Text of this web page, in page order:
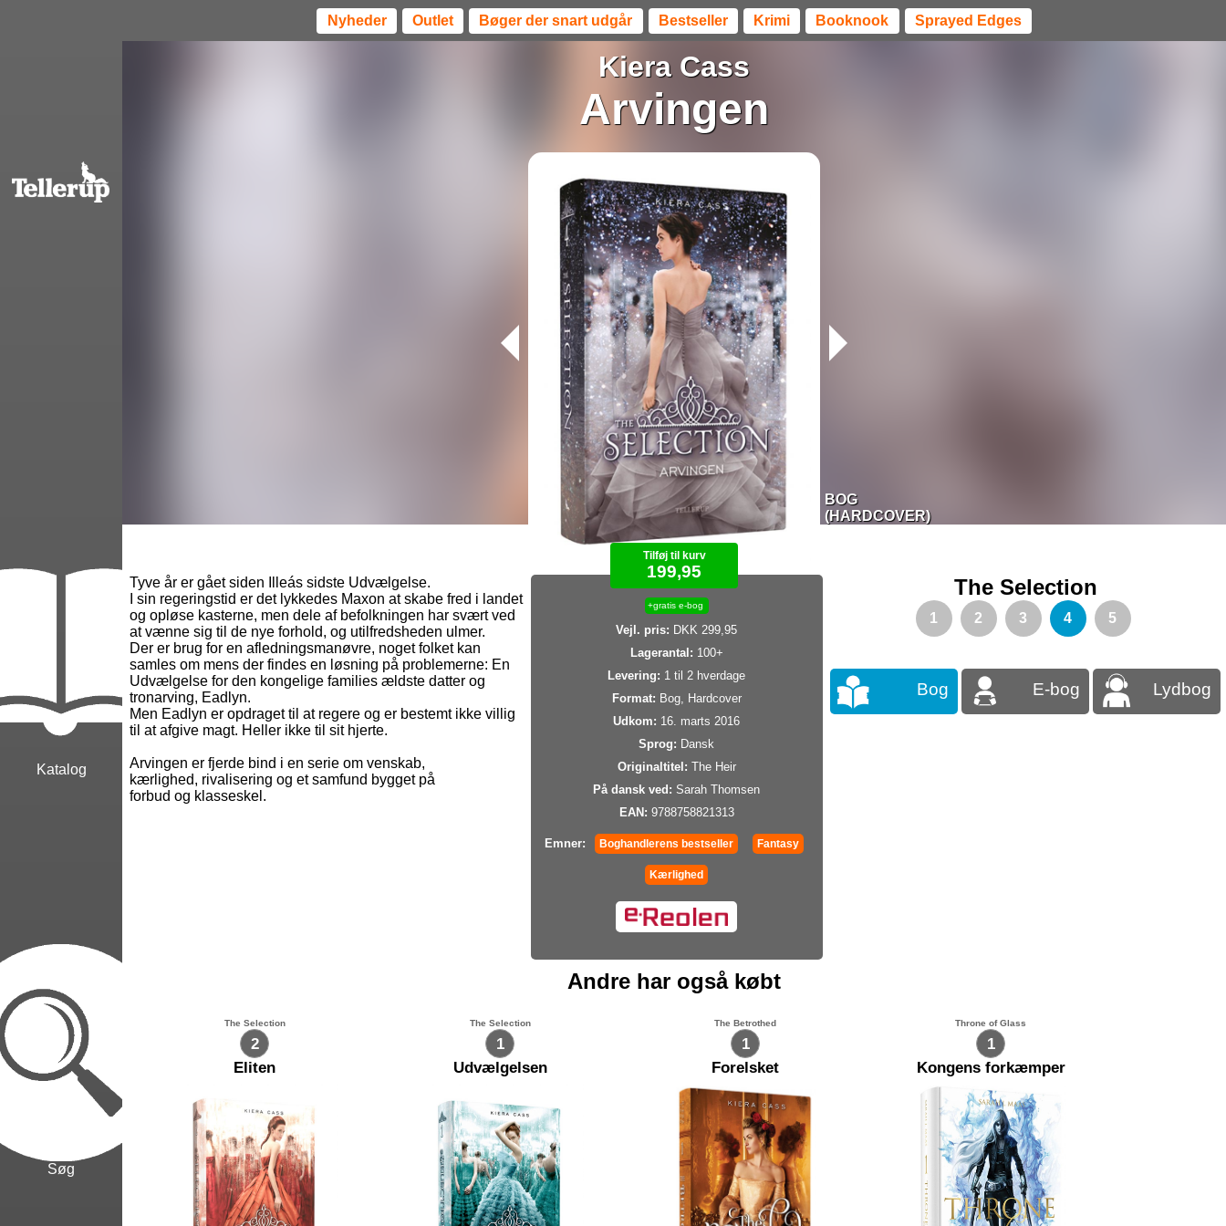
Nyheder Outlet Bøger der snart udgår Bestseller Krimi Booknook Sprayed Edges
Katalog
Søg
Kiera Cass
Arvingen
BOG
(HARDCOVER)
Tilføj til kurv
199,95
+gratis e-bog
Vejl. pris: DKK 299,95
Lagerantal: 100+
Levering: 1 til 2 hverdage
Format: Bog, Hardcover
Udkom: 16. marts 2016
Sprog: Dansk
Originaltitel: The Heir
På dansk ved: Sarah Thomsen
EAN: 9788758821313
Emner: Boghandlerens bestseller Fantasy
Kærlighed
Tyve år er gået siden Illeás sidste Udvælgelse.
I sin regeringstid er det lykkedes Maxon at skabe fred i landet
og opløse kasterne, men dele af befolkningen har svært ved
at vænne sig til de nye forhold, og utilfredsheden ulmer.
Der er brug for en afledningsmanøvre, noget folket kan
samles om mens der findes en løsning på problemerne: En
Udvælgelse for den kongelige families ældste datter og
tronarving, Eadlyn.
Men Eadlyn er opdraget til at regere og er bestemt ikke villig
til at afgive magt. Heller ikke til sit hjerte.
Arvingen er fjerde bind i en serie om venskab,
kærlighed, rivalisering og et samfund bygget på
forbud og klasseskel.
The Selection
1 2 3 4 5
Bog E-bog Lydbog
Andre har også købt
2
The Selection
Eliten
1
The Selection
Udvælgelsen
1
The Betrothed
Forelsket
1
Throne of Glass
Kongens forkæmper